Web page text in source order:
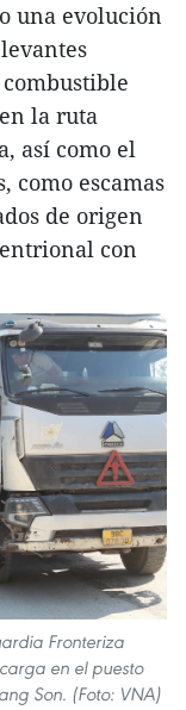
una evolución
la ruta
así como el
como escamas
de origen
con
Fronteriza
en el puesto
Son. (Foto: VNA)